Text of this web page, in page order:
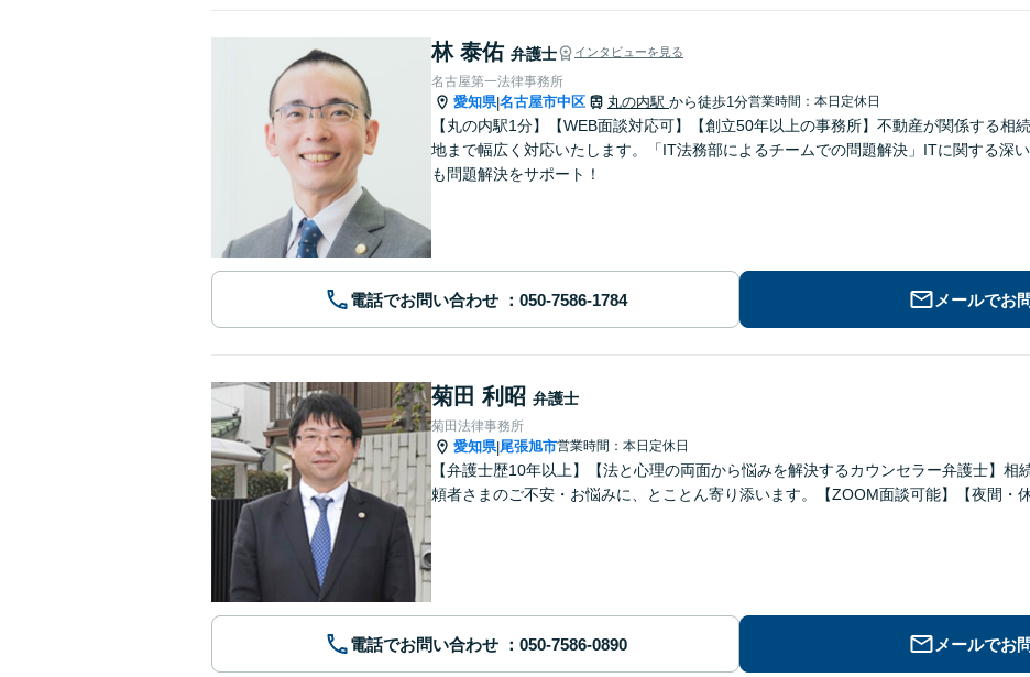
林 泰佑 弁護士 インタビューを見る
名古屋第一法律事務所
愛知県|名古屋市中区 丸の内駅 から徒歩1分営業時間：本日定休日
【丸の内駅1分】【WEB面談対応可】【創立50年以上の事務所】不動産が関係する相
地まで幅広く対応いたします。「IT法務部によるチームでの問題解決」ITに関する深
も問題解決をサポート！
電話でお問い合わせ メールでお
菊田 利昭 弁護士
菊田法律事務所
愛知県|尾張旭市営業時間：本日定休日
【弁護士歴10年以上】【法と心理の両面から悩みを解決するカウンセラー弁護士】相
頼者さまのご不安・お悩みに、とことん寄り添います。【ZOOM面談可能】【夜間・
電話でお問い合わせ メールでお